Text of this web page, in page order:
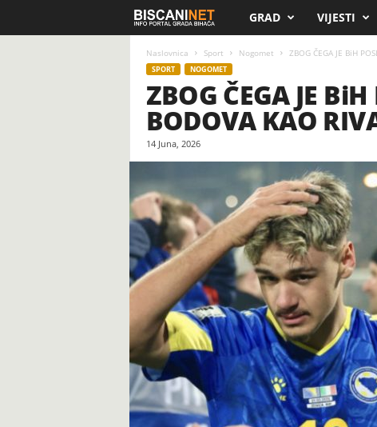
s
c
.
n
e
GRAD VIJESTI
Naslovnica Sport Nogomet ZBOG ČEGA JE BiH
SPORT NOGOMET
ZBOG ČEGA JE
BODOVA KAO
14 Juna, 2026